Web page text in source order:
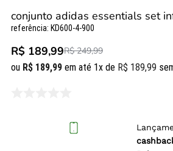
conjunto adidas essentials set
referência: KD600-4-900
R$ 189,99R$ 249,99
ou R$ 189,99 em até 1x de R$ 189,99